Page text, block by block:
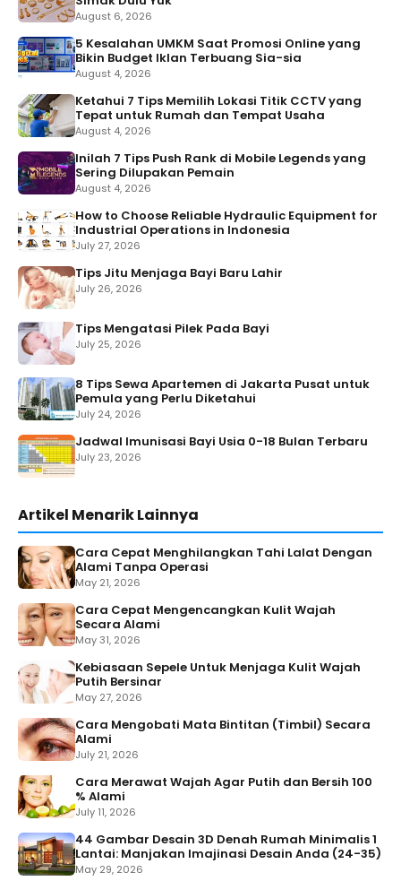
August 6, 2026
5 Kesalahan UMKM Saat Promosi Online yang
Bikin Budget Iklan Terbuang Sia-sia
August 4, 2026
Ketahui 7 Tips Memilih Lokasi Titik CCTV yang
Tepat untuk Rumah dan Tempat Usaha
August 4, 2026
Inilah 7 Tips Push Rank di Mobile Legends yang
Sering Dilupakan Pemain
August 4, 2026
How to Choose Reliable Hydraulic Equipment for
Industrial Operations in Indonesia
July 27, 2026
Tips Jitu Menjaga Bayi Baru Lahir
July 26, 2026
Tips Mengatasi Pilek Pada Bayi
July 25, 2026
8 Tips Sewa Apartemen di Jakarta Pusat untuk
Pemula yang Perlu Diketahui
July 24, 2026
Jadwal Imunisasi Bayi Usia 0-18 Bulan Terbaru
July 23, 2026
Artikel Menarik Lainnya
Cara Cepat Menghilangkan Tahi Lalat Dengan
Alami Tanpa Operasi
May 21, 2026
Cara Cepat Mengencangkan Kulit Wajah
Secara Alami
May 31, 2026
Kebiasaan Sepele Untuk Menjaga Kulit Wajah
Putih Bersinar
May 27, 2026
Cara Mengobati Mata Bintitan (Timbil) Secara
Alami
July 21, 2026
Cara Merawat Wajah Agar Putih dan Bersih 100
% Alami
July 11, 2026
44 Gambar Desain 3D Denah Rumah Minimalis 1
Lantai: Manjakan Imajinasi Desain Anda (24-35)
May 29, 2026